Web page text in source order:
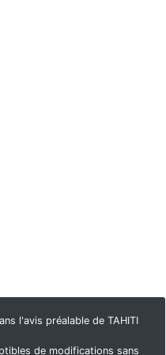
l'avis préalable de TAHITI
de modifications sans